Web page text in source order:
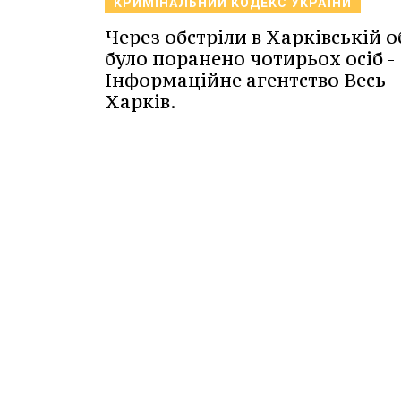
КРИМІНАЛЬНИЙ КОДЕКС УКРАЇНИ
Через обстріли в Харківській
було поранено чотирьох осіб -
Інформаційне агентство Весь
Харків.